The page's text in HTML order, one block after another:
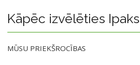
Kāpēc izvēlēties
MŪSU PRIEKŠROCĪBAS